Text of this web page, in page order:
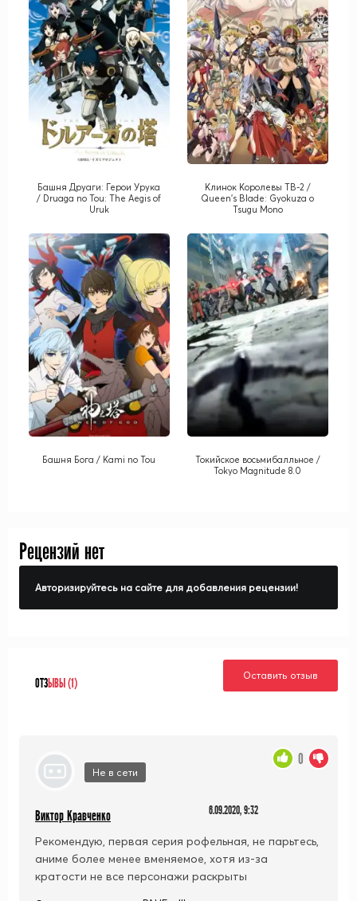
Башня Друаги: Герои Урука
/ Druaga no Tou: The Aegis of
Uruk
Клинок Королевы ТВ-2 /
Queen's Blade: Gyokuza o
Tsugu Mono
Башня Бога / Kami no Tou
Токийское восьмибалльное /
Tokyo Magnitude 8.0
Рецензий нет
Авторизируйтесь на сайте для добавления рецензии!
ОТЗЫВЫ (1)
Оставить отзыв
Не в сети
Виктор Кравченко 6.09.2020, 9:32
Рекомендую, первая серия рофельная, не парьтесь,
аниме более менее вменяемое, хотя из-за
кратости не все персонажи раскрыты
0